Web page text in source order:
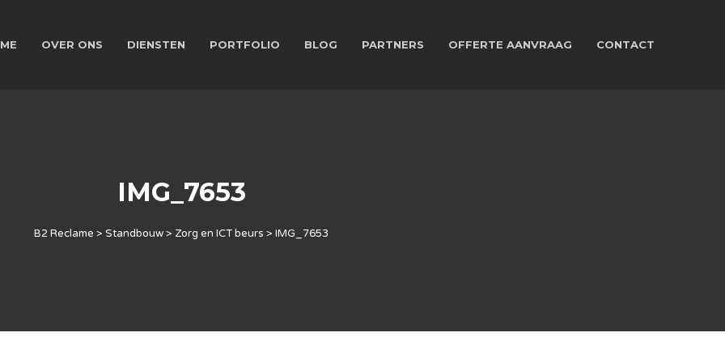
OVER ONS DIENSTEN PORTFOLIO BLOG PARTNERS OFFERTE AANVRAAG CONTACT
IMG_7653
B2 Reclame > Standbouw> Zorg en ICT beurs > IMG_7653